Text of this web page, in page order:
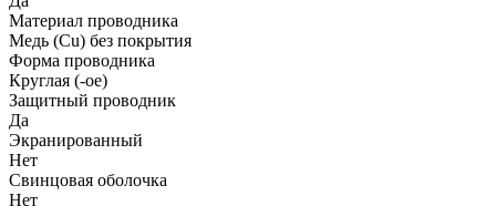
Материал проводника
Медь (Cu) без покрытия
Форма проводника
Круглая (-ое)
Защитный проводник
Да
Экранированный
Нет
Свинцовая оболочка
Нет